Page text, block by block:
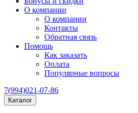
О компании
О компании
Контакты
Обратная связь
Помощь
Как заказать
Оплата
Популярные вопросы
7(994)021-07-86
Каталог